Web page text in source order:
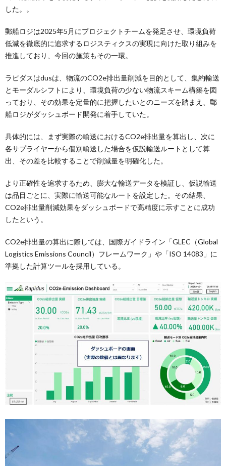
した。。
郵船ロジは2025年5月にプロジェクトチームを発足させ、環境負荷
低減を徹底的に追求するロジスティクスの実現に向けた取り組みを
推進しており、今回の施策もその一環。
ラピダスはdusは、物流のCO2e排出量削減を目的として、集約輸送
とモーダルシフトにより、環境負荷の少ない物流スキーム構築を図
っており、その効果を定量的に把握したいとのニーズを踏まえ、郵
船ロジがダッシュボード開発に着手していた。
具体的には、まず実際の輸送におけるCO2e排出量を算出し、次に
各サプライヤーから個別輸送した場合を仮説輸送ルートとして算
出、その差を比較することで削減量を明確化した。
より正確性を追求するため、膨大な輸送データを検証し、仮説輸送
は品目ごとに、実際に輸送可能なルートを設定した。その結果、
CO2e排出量削減効果をダッシュボードで高精度に示すことに成功
したという。
CO2e排出量の算出に際しては、国際ガイドライン「GLEC（Global
Logistics Emissions Council）フレームワーク」や「ISO 14083」に
準拠した計算ツールを採用している。